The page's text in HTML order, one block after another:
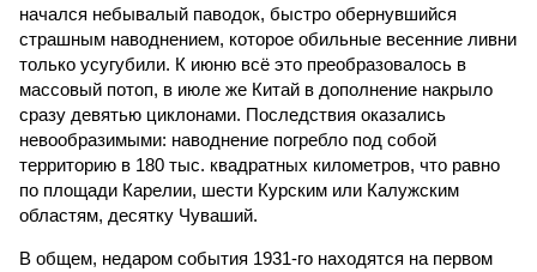
начался небывалый паводок, быстро обернувшийся
страшным наводнением, которое обильные весенние ливни
только усугубили. К июню всё это преобразовалось в
массовый потоп, в июле же Китай в дополнение накрыло
сразу девятью циклонами. Последствия оказались
невообразимыми: наводнение погребло под собой
территорию в 180 тыс. квадратных километров, что равно
по площади Карелии, шести Курским или Калужским
областям, десятку Чуваший.
В общем, недаром события 1931-го находятся на первом